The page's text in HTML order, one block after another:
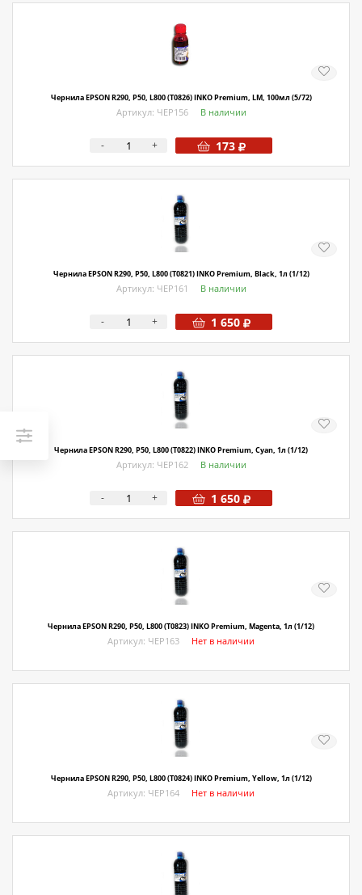
Чернила EPSON R290, P50, L800 (T0826) INKO Premium, LM, 100мл (5/72)
Артикул: ЧЕР156 В наличии
- + 173
Чернила EPSON R290, P50, L800 (T0821) INKO Premium, Black, 1л (1/12)
Артикул: ЧЕР161 В наличии
- + 1 650
Чернила EPSON R290, P50, L800 (T0822) INKO Premium, Cyan, 1л (1/12)
Артикул: ЧЕР162 В наличии
- + 1 650
Чернила EPSON R290, P50, L800 (T0823) INKO Premium, Magenta, 1л (1/12)
Артикул: ЧЕР163 Нет в наличии
Чернила EPSON R290, P50, L800 (T0824) INKO Premium, Yellow, 1л (1/12)
Артикул: ЧЕР164 Нет в наличии